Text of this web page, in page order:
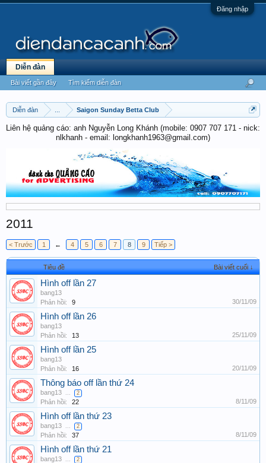
Đăng nhập
Diễn đàn Saigon Sunday Betta Club
Liên hệ quảng cáo: anh Nguyễn Long Khánh (mobile: 0907 707 171 - nick:
nlkhanh - email: longkhanh1963@gmail.com)
2011
< Trước 1 ← 4 5 6 7 8 9 Tiếp >
Tiêu đề Bài viết cuối ↓
Hình off lần 27
bang13
Phản hồi:
9 30/11/09
Hình off lần 26
bang13
Phản hồi:
13 25/11/09
Hình off lần 25
bang13
Phản hồi:
16 20/11/09
Thông báo off lần thứ 24
bang13 2
Phản hồi: 22 8/11/09
Hình off lần thứ 23
bang13 2
Phản hồi: 37 8/11/09
Hình off lần thứ 21
bang13 2
Diễn đàn
Bài viết gần đây Tìm kiếm diễn đàn